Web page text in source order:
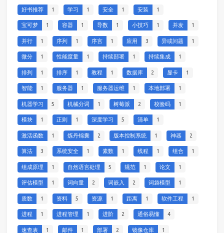
好书推荐 1 学习 1 安全 1 安装 1
宝可梦 1 容器 1 导数 1 小技巧 1 并发 1
并行 1 序列 1 序言 1 应用 3 异或问题 1
微分 1 性能度量 1 持续部署 1 持续集成 1
排列 1 排序 1 教程 1 数据库 2 显卡 1
智能 1 服务器 1 服务器运维 1 本地部署 1
机器学习 5 机械分词 1 树莓派 2 校验码 1
模块 1 正则 1 深度学习 5 清单 1
激活函数 1 炼丹锦囊 2 版本控制系统 1 神器 2
算法 3 系统安全 1 素数 1 线程 1 组合 1
组成原理 1 自然语言处理 5 规范 1 论文 1
评估模型 1 词向量 2 词嵌入 2 词袋模型 1
质数 1 资料 5 资源 1 距离 1 软件工程 1
进程 1 进程管理 1 进阶 2 通俗易懂 4
速查表 1 邮件 1 部署 2 镜像仓库 1